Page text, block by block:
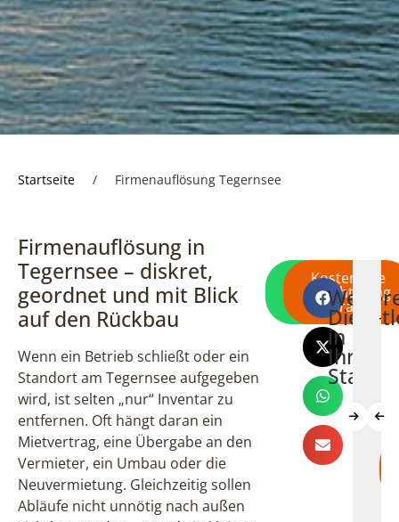
Startseite / Firmenauflösung Tegernsee
Firmenauflösung in
Tegernsee – diskret,
geordnet und mit Blick
auf den Rückbau
Wenn ein Betrieb schließt oder ein
Standort am Tegernsee aufgegeben
wird, ist selten „nur“ Inventar zu
entfernen. Oft hängt daran ein
Mietvertrag, eine Übergabe an den
Vermieter, ein Umbau oder die
Neuvermietung. Gleichzeitig sollen
Abläufe nicht unnötig nach außen
Direkt per
WhatsApp
schreiben
Kostenlose
Besichtigung
anfragen
in
Ihrer
Stadt
Tegernsee
Mehr
Mehr